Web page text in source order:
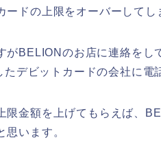
ードの上限をオーバーして
がBELIONのお店に連絡をし
デビットカードの会社に電
限金額を上げてもらえば、
います。